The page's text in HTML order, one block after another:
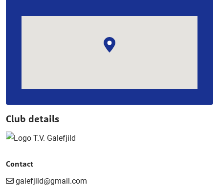
Club details
Contact
galefjild@gmail.com